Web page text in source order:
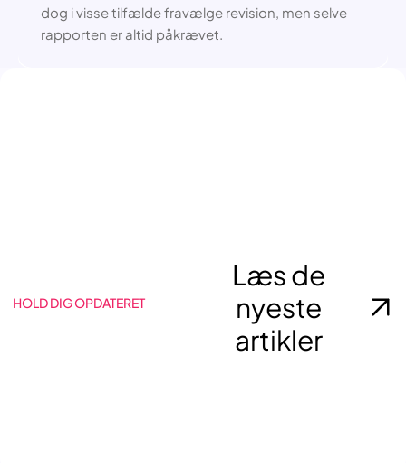
dog i visse tilfælde fravælge revision, men selve
rapporten er altid påkrævet.
HOLD DIG OPDATERET
Læs de
nyeste
artikler